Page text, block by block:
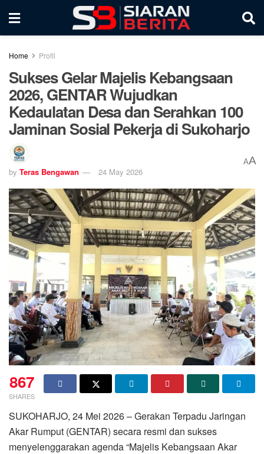
Home Profil
Sukses Gelar Majelis Kebangsaan
2026, GENTAR Wujudkan
Kedaulatan Desa dan Serahkan 100
Jaminan Sosial Pekerja di Sukoharjo
by Teras Bengawan 24 May 2026
AA
867
SHARES
SUKOHARJO, 24 Mei 2026 – Gerakan Terpadu Jaringan
Akar Rumput (GENTAR) secara resmi dan sukses
menyelenggarakan agenda “Majelis Kebangsaan Akar